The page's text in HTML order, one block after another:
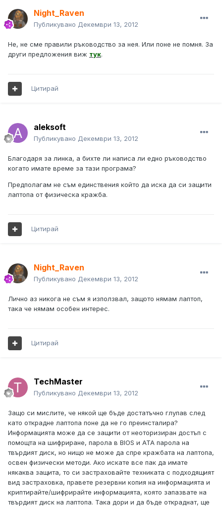
Night_Raven
Публикувано Декември 13, 2012
Не, не сме правили ръководство за нея. Или поне не помня. За
други предложения виж тук.
Цитирай
aleksoft
Публикувано Декември 13, 2012
Благодаря за линка, а бихте ли написа ли едно ръководство
когато имате време за тази програма?
Предполагам не съм единствения който да иска да си защити
лаптопа от физическа кражба.
Цитирай
Night_Raven
Публикувано Декември 13, 2012
Лично аз никога не съм я използвал, защото нямам лаптоп,
така че нямам особен интерес.
Цитирай
TechMaster
Публикувано Декември 13, 2012
Защо си мислите, че някой ще бъде достатъчно глупав след
като открадне лаптопа поне да не го преинсталира?
Информацията може да се защити от неоторизиран достъп с
помощта на шифриране, парола в BIOS и ATA парола на
твърдият диск, но нищо не може да спре кражбата на лаптопа,
освен физически методи. Ако искате все пак да имате
някаква защита, то си застраховайте техниката с подходящият
вид застраховка, правете резервни копия на информацията и
криптирайте/шифрирайте информацията, която запазвате на
твърдият диск на лаптопа. Така дори и да бъде откраднат, ще